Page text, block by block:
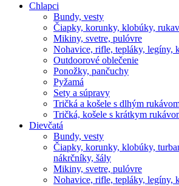
Chlapci
Bundy, vesty
Čiapky, korunky, klobúky,
Mikiny, svetre, pulóvre
Nohavice, rifle, tepláky, legíny,
Outdoorové oblečenie
Ponožky, pančuchy
Pyžamá
Sety a súpravy
Tričká a košele s dlhým
Tričká, košele s krátkym
Dievčatá
Bundy, vesty
Čiapky, korunky, klobúky,
nákrčníky, šály
Mikiny, svetre, pulóvre
Nohavice, rifle, tepláky, legíny,